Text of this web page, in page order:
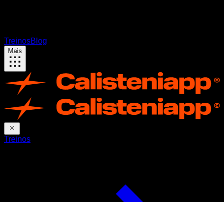
TreinosBlog
Mais
Treinos